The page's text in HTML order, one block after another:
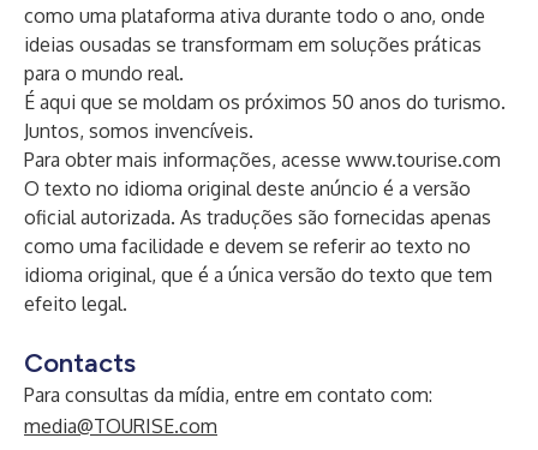
como uma plataforma ativa durante todo o ano, onde
ideias ousadas se transformam em soluções práticas
para o mundo real.
É aqui que se moldam os próximos 50 anos do turismo.
Juntos, somos invencíveis.
Para obter mais informações, acesse www.tourise.com
O texto no idioma original deste anúncio é a versão
oficial autorizada. As traduções são fornecidas apenas
como uma facilidade e devem se referir ao texto no
idioma original, que é a única versão do texto que tem
efeito legal.
Contacts
Para consultas da mídia, entre em contato com:
media@TOURISE.com